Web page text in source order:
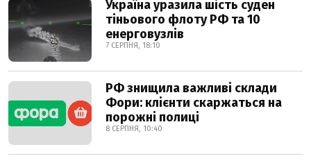
Україна уразила шість суден
тіньового флоту РФ та 10
енерговузлів
7 СЕРПНЯ, 18:10
РФ знищила важливі склади
Фори: клієнти скаржаться на
порожні полиці
8 СЕРПНЯ, 10:40